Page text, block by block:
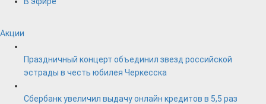
Акции
Праздничный концерт объединил звезд российской
эстрады в честь юбилея Черкесска
Сбербанк увеличил выдачу онлайн кредитов в 5,5 раз